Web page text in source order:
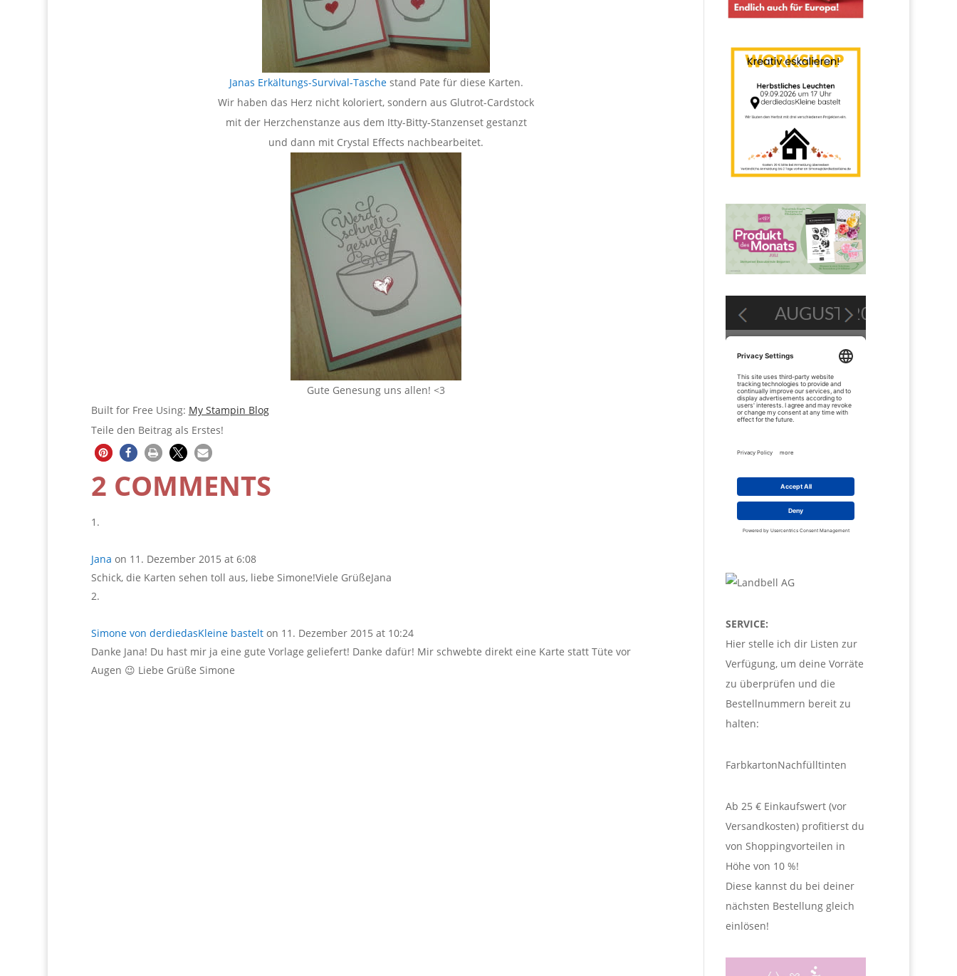
Janas Erkältungs-Survival-Taschestand Pate für diese Karten.
Wir haben das Herz nicht koloriert, sondern aus Glutrot-Cardstock
mit der Herzchenstanze aus dem Itty-Bitty-Stanzenset gestanzt
und dann mit Crystal Effects nachbearbeitet.
Gute Genesung uns allen! <3
Built for Free Using: My Stampin Blog
Teile den Beitrag als Erstes!
2 COMMENTS
Jana on 11. Dezember 2015 at 6:08
Schick, die Karten sehen toll aus, liebe Simone!Viele GrüßeJana
Simone von derdiedasKleine bastelt on 11. Dezember 2015 at 10:24
Danke Jana! Du hast mir ja eine gute Vorlage geliefert! Danke dafür! Mir schwebte direkt eine Karte statt Tüte vor
Augen 😉 Liebe Grüße Simone
SERVICE:
Hier stelle ich dir Listen zur
Verfügung, um deine Vorräte
zu überprüfen und die
Bestellnummern bereit zu
halten:
FarbkartonNachfülltinten
Ab 25 € Einkaufswert (vor
Versandkosten) profitierst du
von Shoppingvorteilen in
Höhe von 10 %!
Diese kannst du bei deiner
nächsten Bestellung gleich
einlösen!